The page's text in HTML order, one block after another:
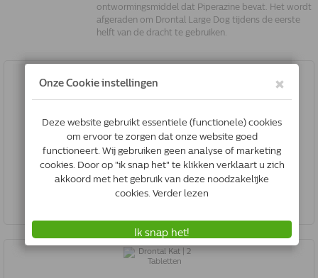
ontwormingsmiddel dat Piperazine bevat. Het wordt
afgeraden om Drontal Large Dog tijdens de eerste
helft van de dracht te gebruiken.
Drontal Hond Groot Tasty | 24 Tabletten
€247.00